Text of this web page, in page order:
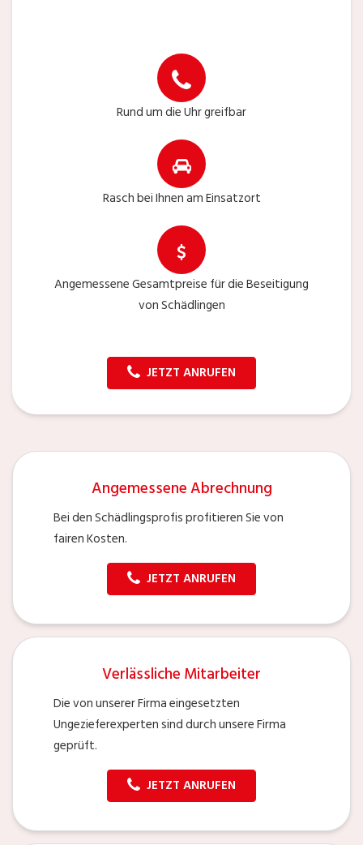
Rund um die Uhr greifbar
Rasch bei Ihnen am Einsatzort
Angemessene Gesamtpreise für die Beseitigung
von Schädlingen
JETZT ANRUFEN
Angemessene Abrechnung
Bei den Schädlingsprofis profitieren Sie von
fairen Kosten.
JETZT ANRUFEN
Verlässliche Mitarbeiter
Die von unserer Firma eingesetzten
Ungezieferexperten sind durch unsere Firma
geprüft.
JETZT ANRUFEN